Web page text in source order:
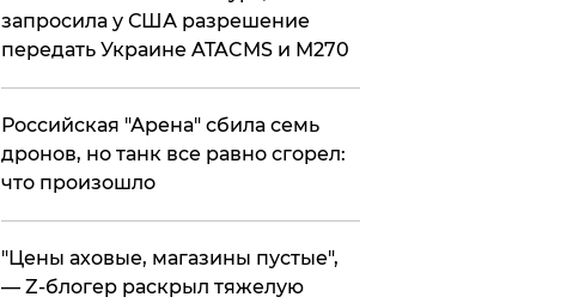
запросила у США разрешение
передать Украине ATACMS и M270
​Российская "Арена" сбила семь
дронов, но танк все равно сгорел:
что произошло
​"Цены аховые, магазины пустые",
— Z-блогер раскрыл тяжелую